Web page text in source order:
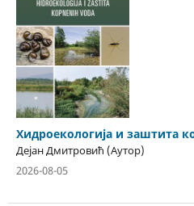
Хидроекологија и заштита
Дејан Дмитровић (Аутор)
2026-08-05